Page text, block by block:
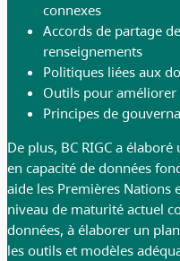
connexes
Accords de partage
renseignements
Politiques liées aux
Outils pour améliorer
Principes de
De plus, BC RIGC a
en capacité de données
aide les Premières Nations
niveau de maturité actuel
données, à élaborer un
les outils et modèles